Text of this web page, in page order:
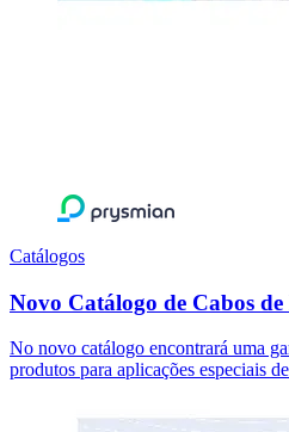
Catálogos
Novo Catálogo de Cabos
No novo catálogo encontrará uma
produtos para aplicações especiais